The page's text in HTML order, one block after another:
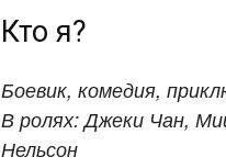
Кто я?
Боевик, комедия,
В ролях: Джеки Чан,
Нельсон